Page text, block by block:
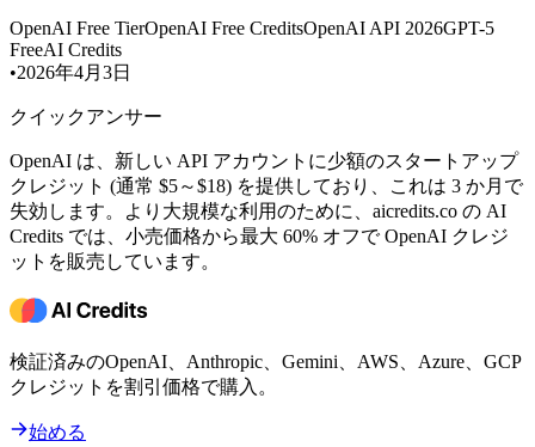
OpenAI Free TierOpenAI Free CreditsOpenAI API 2026GPT-5
FreeAI Credits
•2026年4月3日
クイックアンサー
OpenAI は、新しい API アカウントに少額のスタートアップ
クレジット (通常 $5～$18) を提供しており、これは 3 か月で
失効します。より大規模な利用のために、aicredits.co の AI
Credits では、小売価格から最大 60% オフで OpenAI クレジ
ットを販売しています。
検証済みのOpenAI、Anthropic、Gemini、AWS、Azure、GCP
クレジットを割引価格で購入。
始める